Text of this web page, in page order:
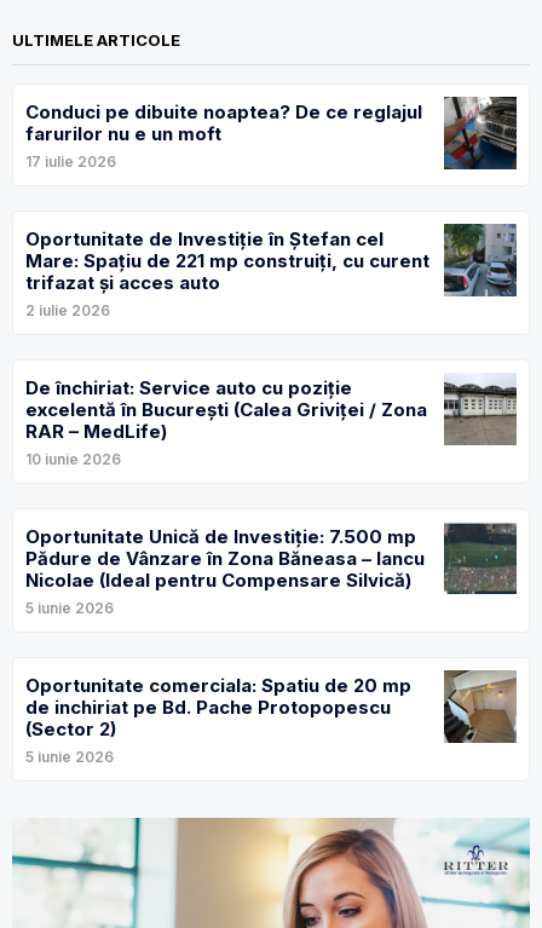
ULTIMELE ARTICOLE
Conduci pe dibuite noaptea? De ce reglajul
farurilor nu e un moft
17 iulie 2026
Oportunitate de Investiție în Ștefan cel
Mare: Spațiu de 221 mp construiți, cu curent
trifazat și acces auto
2 iulie 2026
De închiriat: Service auto cu poziție
excelentă în București (Calea Griviței / Zona
RAR – MedLife)
10 iunie 2026
Oportunitate Unică de Investiție: 7.500 mp
Pădure de Vânzare în Zona Băneasa – Iancu
Nicolae (Ideal pentru Compensare Silvică)
5 iunie 2026
Oportunitate comerciala: Spatiu de 20 mp
de inchiriat pe Bd. Pache Protopopescu
(Sector 2)
5 iunie 2026